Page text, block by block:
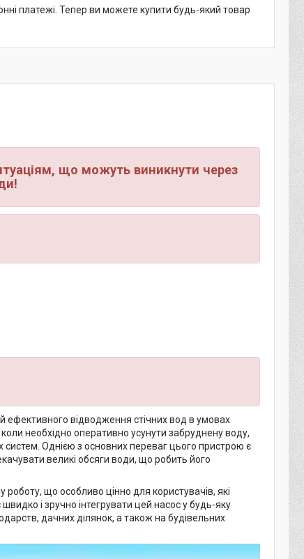
платежі. Тепер ви можете купити будь-який товар
що можуть виникнути через
ефективного відводження стічних вод в умовах
необхідно оперативно усунути забруднену воду,
систем. Однією з основних переваг цього пристрою є
великі обсяги води, що робить його
що особливо цінно для користувачів, які
і зручно інтегрувати цей насос у будь-яку
дачних ділянок, а також на будівельних